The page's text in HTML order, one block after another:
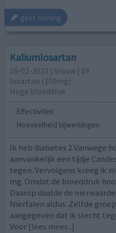
geef mening
Kaliumlosartan
16-02-2023 | Vrouw | 69
losartan (100mg)
Hoge bloeddruk
Effectiviteit
Hoeveelheid bijwerkingen
Ik heb diabetes 2 Vanwege
aanvankelijk een tijdje
tegen. Vervolgens kreeg ik
mg. Omdat de bloeddruk
Daarop daalde de
Nierfalen aldus. Zelfde
aangegeven dat ik slecht
Voor [lees meer...]